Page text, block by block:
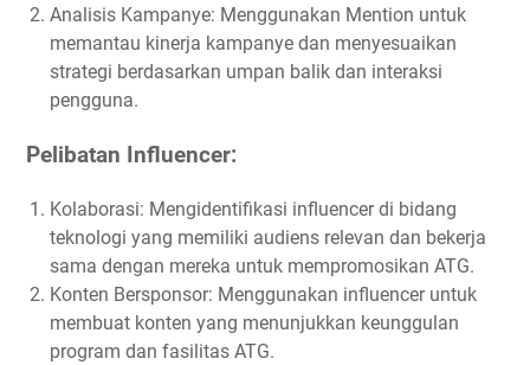
Analisis Kampanye: Menggunakan Mention untuk
memantau kinerja kampanye dan menyesuaikan
strategi berdasarkan umpan balik dan interaksi
pengguna.
Pelibatan Influencer:
Kolaborasi: Mengidentifikasi influencer di bidang
teknologi yang memiliki audiens relevan dan bekerja
sama dengan mereka untuk mempromosikan ATG.
Konten Bersponsor: Menggunakan influencer untuk
membuat konten yang menunjukkan keunggulan
program dan fasilitas ATG.